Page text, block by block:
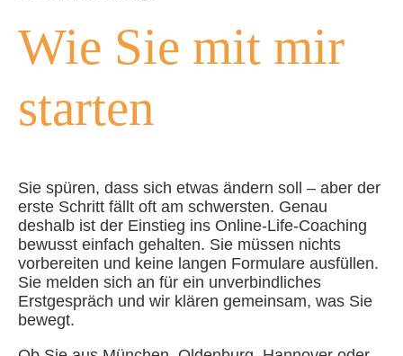
Wie Sie mit mir
starten
Sie spüren, dass sich etwas ändern soll – aber der
erste Schritt fällt oft am schwersten. Genau
deshalb ist der Einstieg ins Online-Life-Coaching
bewusst einfach gehalten. Sie müssen nichts
vorbereiten und keine langen Formulare ausfüllen.
Sie melden sich an für ein unverbindliches
Erstgespräch und wir klären gemeinsam, was Sie
bewegt.